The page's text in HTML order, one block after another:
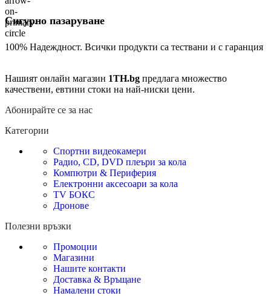
Сигурно пазаруване
100% Надеждност. Всички продукти са тествани и с гаранция
Нашият онлайн магазин 1TH.bg предлага множество
качествени, евтини стоки на най-ниски цени.
Абонирайте се за нас
Категории
Спортни видеокамери
Радио, CD, DVD плеъри за кола
Компютри & Периферия
Електронни аксесоари за кола
TV БОКС
Дронове
Полезни връзки
Промоции
Магазини
Нашите контакти
Доставка & Връщане
Намалени стоки